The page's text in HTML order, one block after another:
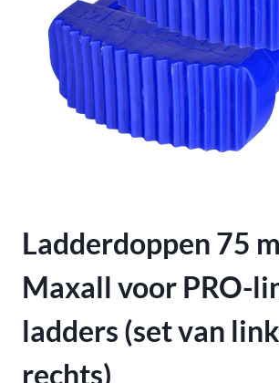
Ladderdoppen 75
Maxall voor PRO-
ladders (set van
rechts)